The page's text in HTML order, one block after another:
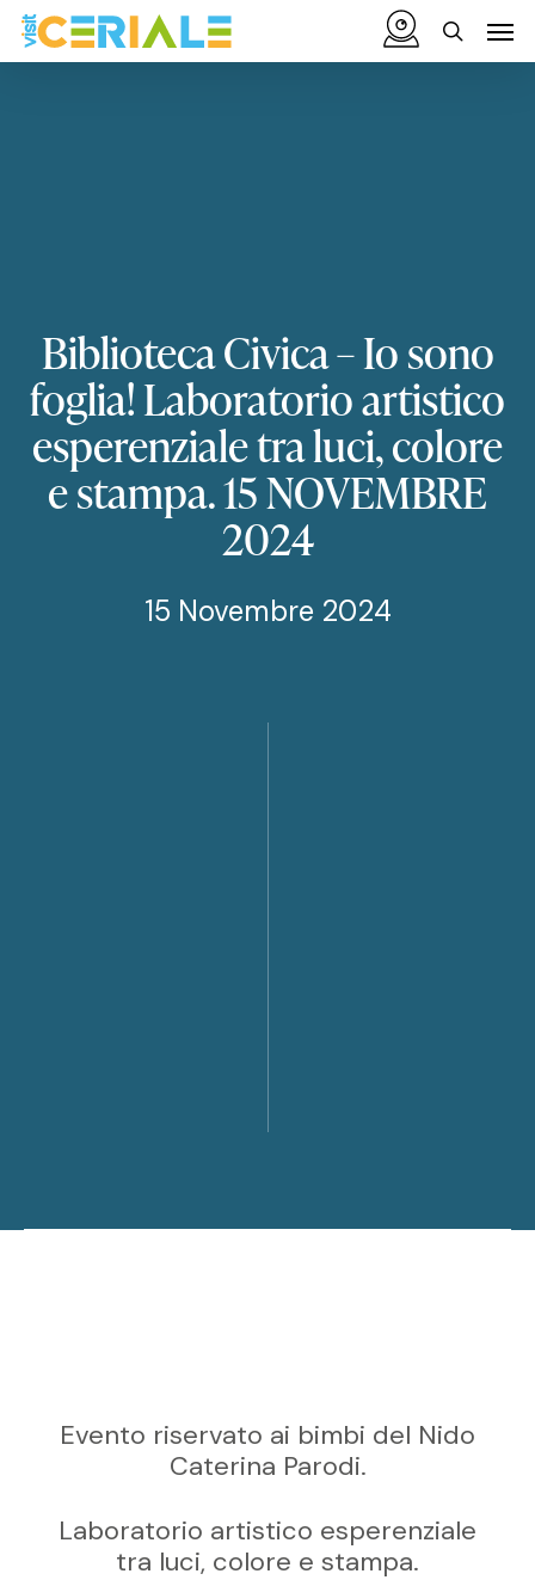
Vai
contenuto
BibliotecaCivica–Iosono
foglia!Laboratorioartistico
esperenzialetraluci,colore
estampa.15NOVEMBRE
2024
15 Novembre 2024
Evento riservato ai bimbi del Nido
Caterina Parodi.
Laboratorio artistico esperenziale
tra luci, colore e stampa.